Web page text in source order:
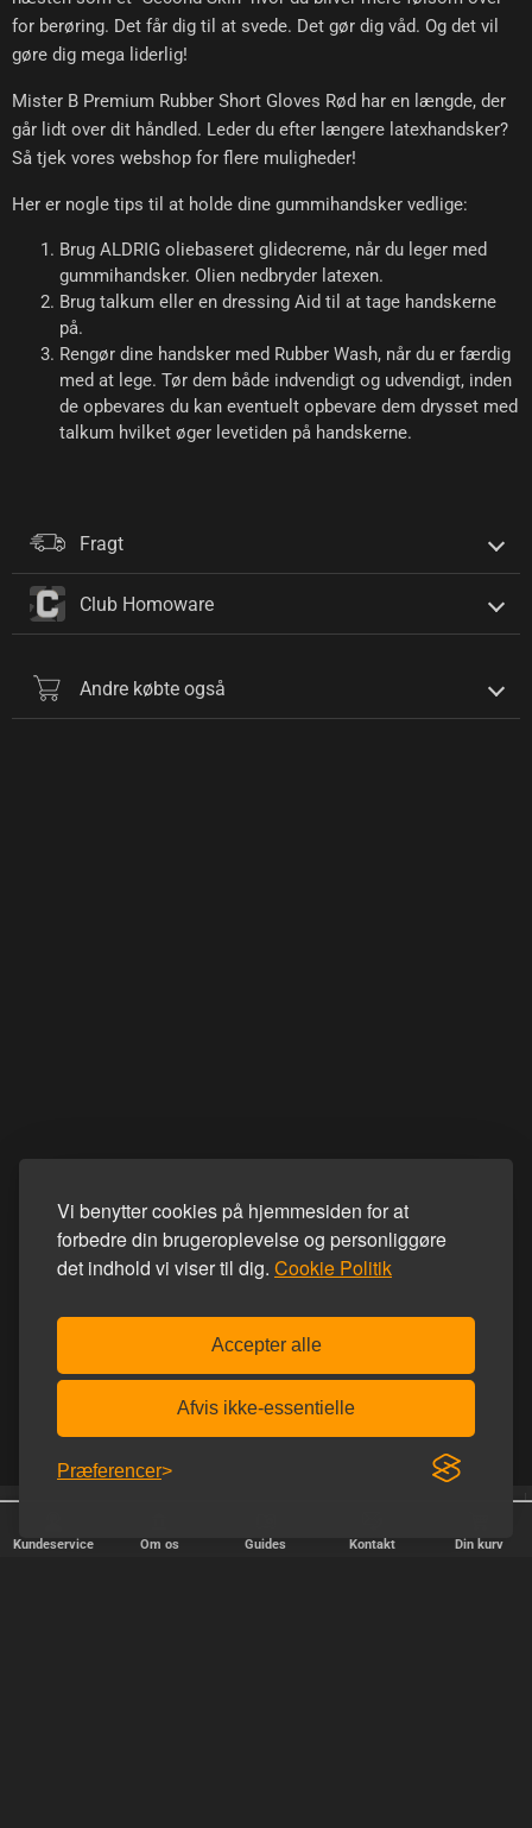
Vi benytter cookies på hjemmesiden for at
forbedre din brugeroplevelse og personliggøre
det indhold vi viser til dig. Cookie Politik
Accepter alle
Afvis ikke-essentielle
Præferencer
for berøring. Det får dig til at svede. Det gør dig våd. Og det vil
gøre dig mega liderlig!
Mister B Premium Rubber Short Gloves Rød har en længde, der
går lidt over dit håndled. Leder du efter længere latexhandsker?
Så tjek vores webshop for flere muligheder!
Her er nogle tips til at holde dine gummihandsker vedlige:
Brug ALDRIG oliebaseret glidecreme, når du leger med
gummihandsker. Olien nedbryder latexen.
Brug talkum eller en dressing Aid til at tage handskerne
på.
Rengør dine handsker med Rubber Wash, når du er færdig
med at lege. Tør dem både indvendigt og udvendigt, inden
de opbevares du kan eventuelt opbevare dem drysset med
talkum hvilket øger levetiden på handskerne.
Fragt
Club Homoware
Andre købte også
Kundeservice Om os Guides Kontakt Din kurv